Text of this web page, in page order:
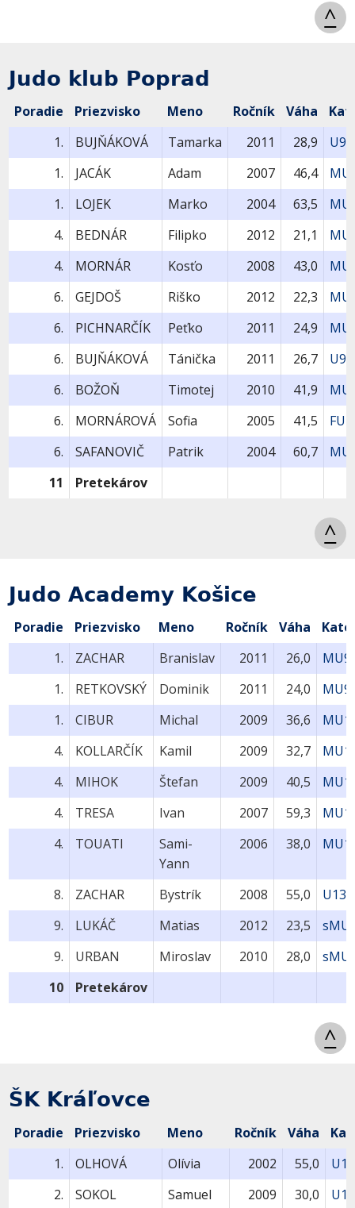
^
Judo klub Poprad
Poradie Priezvisko Meno Ročník Váha
1.
BUJŇÁKOVÁ Tamarka 2011 28,9
U9-
1.
JACÁK Adam 2007 46,4
1.
LOJEK Marko 2004 63,5
4.
BEDNÁR Filipko 2012 21,1
4.
MORNÁR Kosťo 2008 43,0
6.
GEJDOŠ Riško 2012 22,3
6.
PICHNARČÍK Peťko 2011 24,9
6.
BUJŇÁKOVÁ Tánička 2011 26,7
U9-
6.
BOŽOŇ Timotej 2010 41,9
6.
MORNÁROVÁ Sofia 2005 41,5
6.
SAFANOVIČ Patrik 2004 60,7
11
Pretekárov
^
Judo Academy Košice
Poradie Priezvisko Meno Ročník Váha
1.
ZACHAR Branislav 2011 26,0
1.
RETKOVSKÝ Dominik 2011 24,0
1.
CIBUR Michal 2009 36,6
4.
KOLLARČÍK Kamil 2009 32,7
4.
MIHOK Štefan 2009 40,5
4.
TRESA Ivan 2007 59,3
4.
TOUATI
Sami-
Yann
2006 38,0
8. ZACHAR Bystrík 2008 55,0
U13-
9.
LUKÁČ Matias 2012 23,5
9.
URBAN Miroslav 2010 28,0
10
Pretekárov
^
ŠK Kráľovce
Poradie Priezvisko Meno Ročník Váha
1.
OLHOVÁ Olívia 2002 55,0
2.
SOKOL Samuel 2009 30,0